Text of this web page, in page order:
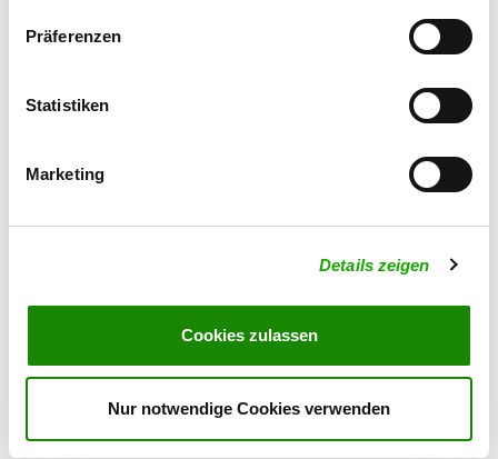
Präferenzen
Statistiken
Marketing
Details zeigen
Cookies zulassen
Nur notwendige Cookies verwenden
Erziehungskurse, Faehrte, Unterordnung,
Übungszeiten im Sommer:
from 18:00 h
Samstag from 15:00 h